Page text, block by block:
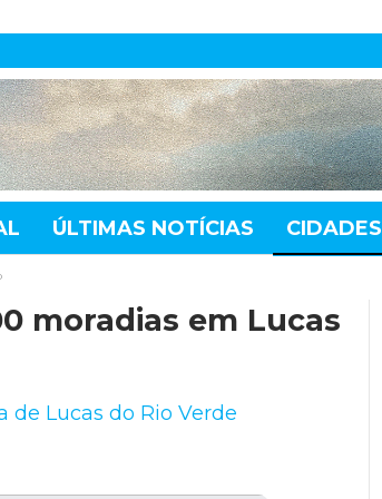
ÚLTIMAS NOTÍCIAS CIDADES
moradias em Lucas
Lucas do Rio Verde